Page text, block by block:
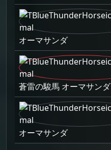
オーマサンダ
蒼雷の駿馬 オーマサンダ
オーマサンダ